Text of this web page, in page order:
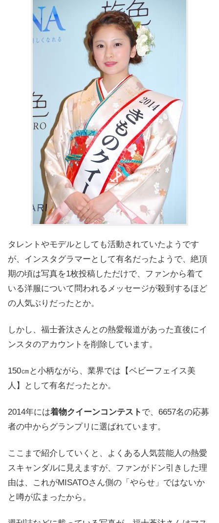
タレントやモデルとしても活動されていたようです
が、インスタグラマーとして有名だったようで、絶頂
期の頃は写真を1枚投稿しただけで、ファンから着て
いる洋服について問われるメッセージが殺到するほど
の人気ぶりだったとか。
しかし、福士蒼汰さんとの熱愛報道があった直後にイ
ンスタのアカウントを削除しています。
150㎝と小柄ながら、業界では【ベビーフェイス美
人】として有名だったとか。
2014年には着物クイーンコンテスト で、6657名の応募
者の中からグランプリに選ばれています。
ここまで紹介していくと、よくある人気芸能人の熱愛
スキャンダルに見えますが、ファンがドン引きした理
由は、これがMISATOさん側の「やらせ」ではないか
と噂が広まったから。